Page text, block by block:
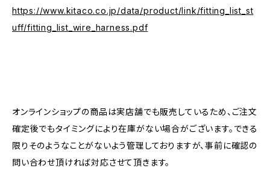
https://www.kitaco.co.jp/data/product/link/fitting_list_st
uff/fitting_list_wire_harness.pdf
オンラインショップの商品は実店舗でも販売しているため、ご注文
確定後でもタイミングにより在庫がない場合がございます。できる
限りそのようなことがないよう管理しておりますが、事前に確認の
問い合わせ頂ければ対応させて頂きます。